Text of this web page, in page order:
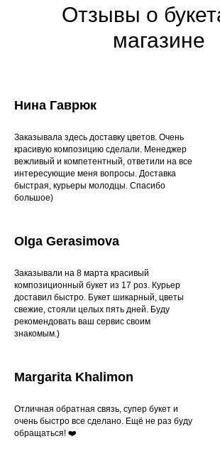
Отзывы о
магазине
Нина Гаврюк
Заказывала здесь доставку цветов. Очень
красивую композицию сделали. Менеджер
вежливый и компетентный, ответили на все
интересующие меня вопросы. Доставка
быстрая, курьеры молодцы. Спасибо
большое)
Olga Gerasimova
Заказывали на 8 марта красивый
композиционный букет из 17 роз. Курьер
доставил быстро. Букет шикарный, цветы
свежие, стояли целых пять дней. Буду
рекомендовать ваш сервис своим
знакомым.)
Margarita Khalimon
Отличная обратная связь, супер букет и
очень быстро все сделано. Ещё не раз буду
обращаться! ❤️